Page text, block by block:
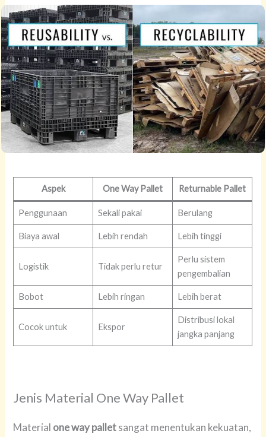
Aspek One Way Pallet Returnable Pallet
Penggunaan Sekali pakai Berulang
Biaya awal Lebih rendah Lebih tinggi
Logistik Tidak perlu retur
Perlu sistem
pengembalian
Bobot Lebih ringan Lebih berat
Cocok untuk Ekspor
Distribusi lokal
jangka panjang
Jenis Material One Way Pallet
Material one way palletsangat menentukan kekuatan,